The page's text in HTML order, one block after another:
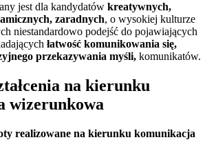
jest dla kandydatów kreatywnych,
zaradnych, o wysokiej kulturze
niestandardowo podejść do pojawiających
łatwość komunikowania się,
przekazywania myśli, komunikatów.
na kierunku
wizerunkowa
realizowane na kierunku komunikacja